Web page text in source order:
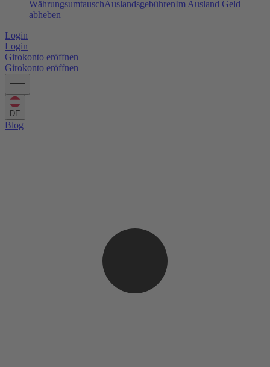
WährungsumtauschAuslandsgebührenIm Ausland Geld
abheben
Login
Login
Girokonto eröffnen
Girokonto eröffnen
DE
Blog